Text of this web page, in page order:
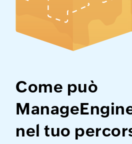
Come può
nel tuo